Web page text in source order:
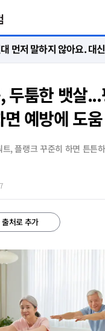
두툼한 뱃살...
면 예방에 도움
, 플랭크 꾸준히 하면 튼튼
처로 추가